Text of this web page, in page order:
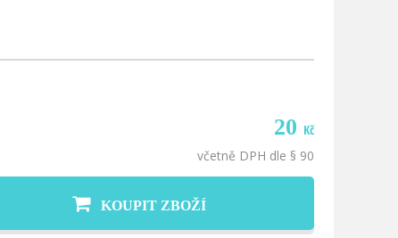
20 Kč
včetně DPH dle § 90
KOUPIT ZBOŽÍ